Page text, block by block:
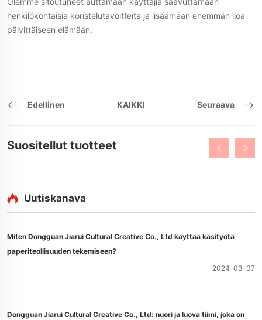
henkilökohtaisia koristelutavoitteita ja lisäämään enemmän iloa
päivittäiseen elämään.
Edellinen KAIKKI Seuraava
Suositellut tuotteet
Uutiskanava
Miten Dongguan Jiarui Cultural Creative Co., Ltd käyttää käsityötä
paperiteollisuuden tekemiseen?
2024-03-07
Dongguan Jiarui Cultural Creative Co., Ltd: nuori ja luova tiimi, joka on